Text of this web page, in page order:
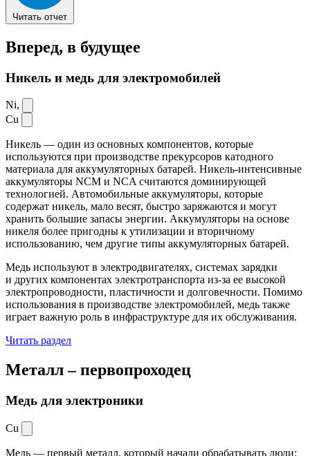
Читать отчет
Вперед, в будущее
Никель и медь для электромобилей
Ni,
Cu
Никель — один из основных компонентов, которые
используются при производстве прекурсоров катодного
материала для аккумуляторных батарей. Никель-интенсивные
аккумуляторы NCM и NCA считаются доминирующей
технологией. Автомобильные аккумуляторы, которые
содержат никель, мало весят, быстро заряжаются и могут
хранить большие запасы энергии. Аккумуляторы на основе
никеля более пригодны к утилизации и вторичному
использованию, чем другие типы аккумуляторных батарей.
Медь используют в электродвигателях, системах зарядки
и других компонентах электротранспорта из-за ее высокой
электропроводности, пластичности и долговечности. Помимо
использования в производстве электромобилей, медь также
играет важную роль в инфраструктуре для их обслуживания.
Читать раздел
Металл –первопроходец
Медь для электроники
Cu
Медь — первый металл, который начали обрабатывать люди: